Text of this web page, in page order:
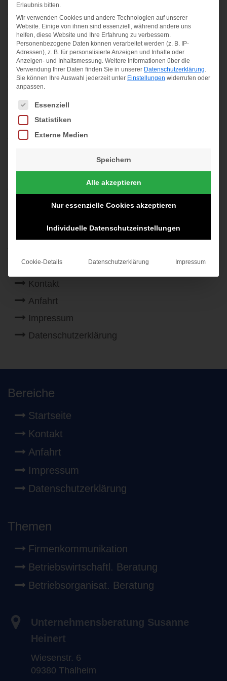
ständig anpassen, um ihre Wettbewerbsposition zu
verbessern. Insofern ist diese Beratungsleistung
gegenüber anderen Mitbewerbern als Vorteil zu werten.
Mein Ziel ist es mit dem Einkommen aus meinem
Unternehmen langfristig einen guten Lebensunterhalt und
die soziale Absicherung, auch im Rentenalter, zu
erreichen. Dazu ist es vor allem notwendig einen
ausreichenden Kundenbestand zu generieren und zu
halten. Des Weiteren muss ich mich regelmäßig mit
Fördermöglichkeiten und den Trends diverser Branchen
vertraut machen und entsprechend weiterbilden.
heinert-beratung.de geht online
Startseite
Kontakt
Anfahrt
Impressum
Datenschutzerklärung
Bereiche
Startseite
Kontakt
Anfahrt
Impressum
Datenschutzerklärung
Themen
Firmenkommunikation
Betriebswirtschaftl. Beratung
Betriebsorganisat. Beratung
Unternehmensberatung Susanne
Heinert
Wiesenstr. 6
09380 Thalheim
Erlaubnis bitten.
Wir verwenden Cookies und andere Technologien auf unserer
Website. Einige von ihnen sind essenziell, während andere uns
helfen, diese Website und Ihre Erfahrung zu verbessern.
Personenbezogene Daten können verarbeitet werden (z. B. IP-
Adressen), z. B. für personalisierte Anzeigen und Inhalte oder
Anzeigen- und Inhaltsmessung. Weitere Informationen über die
Verwendung Ihrer Daten finden Sie in unserer Datenschutzerklärung
Sie können Ihre Auswahl jederzeit unter Einstellungen widerrufen oder
anpassen.
Es folgt eine Liste der Service-Gruppen, für die eine Einwilligung erteilt
Essenziell
Statistiken
Externe Medien
Speichern
Alle akzeptieren
Nur essenzielle Cookies akzeptieren
Individuelle Datenschutzeinstellungen
Cookie-Details Datenschutzerklärung Impressum